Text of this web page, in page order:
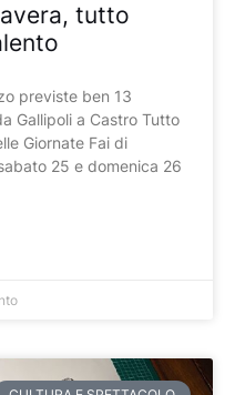
tutto
previste ben 13
Gallipoli a Castro Tutto
Giornate Fai di
25 e domenica 26